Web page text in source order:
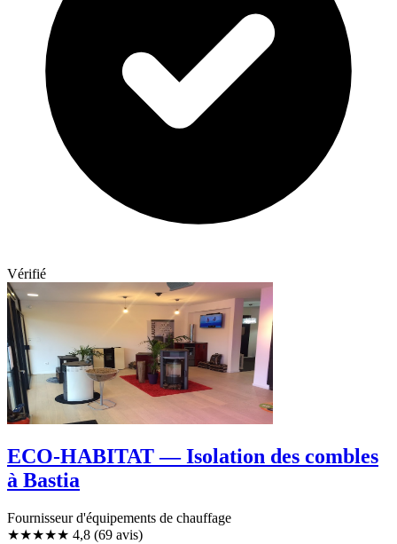
Vérifié
ECO-HABITAT — Isolation des combles
à Bastia
Fournisseur d'équipements de chauffage
★★★★★ 4,8 (69 avis)